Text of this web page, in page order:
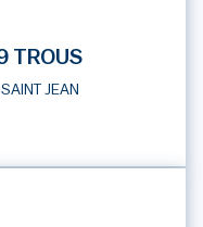
TROUS
JEAN